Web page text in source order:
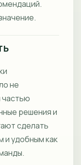
не
частью
решения и
сделать
и удобным как